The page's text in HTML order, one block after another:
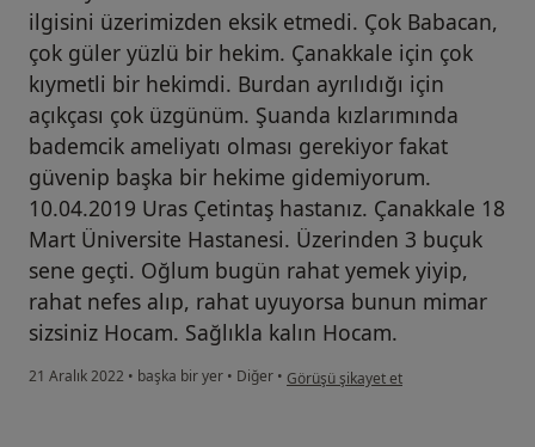
ilgisini üzerimizden eksik etmedi. Çok Babacan,
çok güler yüzlü bir hekim. Çanakkale için çok
kıymetli bir hekimdi. Burdan ayrılıdığı için
açıkçası çok üzgünüm. Şuanda kızlarımında
bademcik ameliyatı olması gerekiyor fakat
güvenip başka bir hekime gidemiyorum.
10.04.2019 Uras Çetintaş hastanız. Çanakkale 18
Mart Üniversite Hastanesi. Üzerinden 3 buçuk
sene geçti. Oğlum bugün rahat yemek yiyip,
rahat nefes alıp, rahat uyuyorsa bunun mimar
sizsiniz Hocam. Sağlıkla kalın Hocam.
21 Aralık 2022 • başka bir yer • Diğer • kullanıcının görüşüne göre Hasta
Görüşü şikayet et